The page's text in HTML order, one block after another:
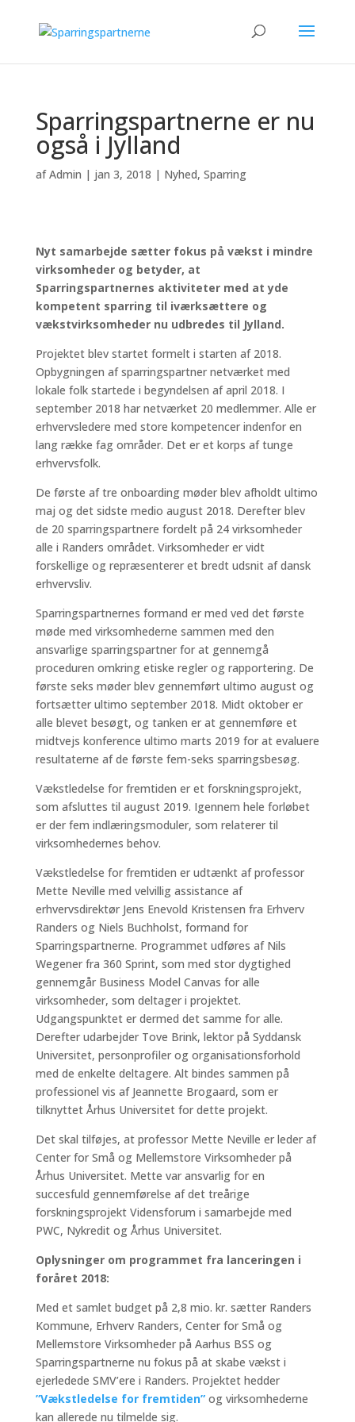
Sparringspartnerne er nu
også i Jylland
afAdmin | jan 3, 2018 | Nyhed, Sparring
Nyt samarbejde sætter fokus på vækst i mindre
virksomheder og betyder, at
Sparringspartnernes aktiviteter med at yde
kompetent sparring til iværksættere og
vækstvirksomheder nu udbredes til Jylland.
Projektet blev startet formelt i starten af 2018.
Opbygningen af sparringspartner netværket med
lokale folk startede i begyndelsen af april 2018. I
september 2018 har netværket 20 medlemmer. Alle er
erhvervsledere med store kompetencer indenfor en
lang række fag områder. Det er et korps af tunge
erhvervsfolk.
De første af tre onboarding møder blev afholdt ultimo
maj og det sidste medio august 2018. Derefter blev
de 20 sparringspartnere fordelt på 24 virksomheder
alle i Randers området. Virksomheder er vidt
forskellige og repræsenterer et bredt udsnit af dansk
erhvervsliv.
Sparringspartnernes formand er med ved det første
møde med virksomhederne sammen med den
ansvarlige sparringspartner for at gennemgå
proceduren omkring etiske regler og rapportering. De
første seks møder blev gennemført ultimo august og
fortsætter ultimo september 2018. Midt oktober er
alle blevet besøgt, og tanken er at gennemføre et
midtvejs konference ultimo marts 2019 for at evaluere
resultaterne af de første fem-seks sparringsbesøg.
Vækstledelse for fremtiden er et forskningsprojekt,
som afsluttes til august 2019. Igennem hele forløbet
er der fem indlæringsmoduler, som relaterer til
virksomhedernes behov.
Vækstledelse for fremtiden er udtænkt af professor
Mette Neville med velvillig assistance af
erhvervsdirektør Jens Enevold Kristensen fra Erhverv
Randers og Niels Buchholst, formand for
Sparringspartnerne. Programmet udføres af Nils
Wegener fra 360 Sprint, som med stor dygtighed
gennemgår Business Model Canvas for alle
virksomheder, som deltager i projektet.
Udgangspunktet er dermed det samme for alle.
Derefter udarbejder Tove Brink, lektor på Syddansk
Universitet, personprofiler og organisationsforhold
med de enkelte deltagere. Alt bindes sammen på
professionel vis af Jeannette Brogaard, som er
tilknyttet Århus Universitet for dette projekt.
Det skal tilføjes, at professor Mette Neville er leder af
Center for Små og Mellemstore Virksomheder på
Århus Universitet. Mette var ansvarlig for en
succesfuld gennemførelse af det treårige
forskningsprojekt Vidensforum i samarbejde med
PWC, Nykredit og Århus Universitet.
Oplysninger om programmet fra lanceringen i
foråret 2018:
Med et samlet budget på 2,8 mio. kr. sætter Randers
Kommune, Erhverv Randers, Center for Små og
Mellemstore Virksomheder på Aarhus BSS og
Sparringspartnerne nu fokus på at skabe vækst i
ejerledede SMV’ere i Randers. Projektet hedder
”Vækstledelse for fremtiden” og virksomhederne
kan allerede nu tilmelde sig.